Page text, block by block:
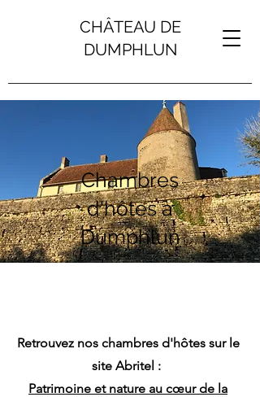
CHÂTEAU DE
DUMPHLUN
Chambres
d'hôtes à
Dumphlun
Retrouvez nos chambres d'hôtes sur le
site Abritel :
Patrimoine et nature au cœur de la